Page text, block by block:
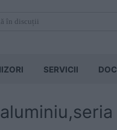
SERVICII